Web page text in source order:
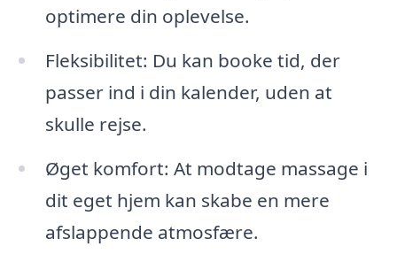
optimere din oplevelse.
Fleksibilitet: Du kan booke tid, der
passer ind i din kalender, uden at
skulle rejse.
Øget komfort: At modtage massage i
dit eget hjem kan skabe en mere
afslappende atmosfære.